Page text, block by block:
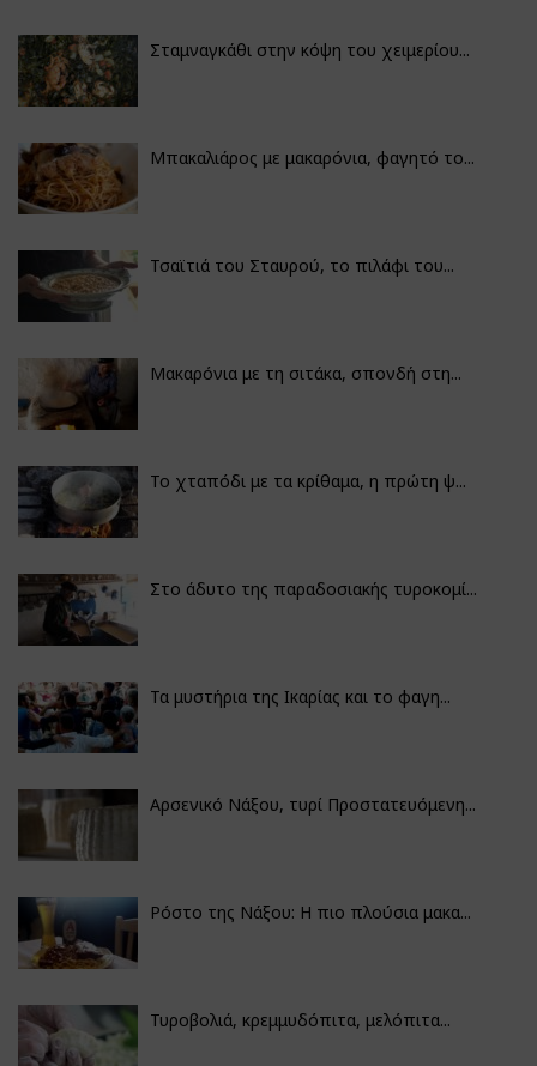
Σταμναγκάθι στην κόψη του χειμερίου...
Μπακαλιάρος με μακαρόνια, φαγητό το...
Τσαϊτιά του Σταυρού, το πιλάφι του...
Μακαρόνια με τη σιτάκα, σπονδή στη...
Το χταπόδι με τα κρίθαμα, η πρώτη ψ...
Στο άδυτο της παραδοσιακής τυροκομί...
Τα μυστήρια της Ικαρίας και το φαγη...
Αρσενικό Νάξου, τυρί Προστατευόμενη...
Ρόστο της Νάξου: Η πιο πλούσια μακα...
Τυροβολιά, κρεμμυδόπιτα, μελόπιτα...